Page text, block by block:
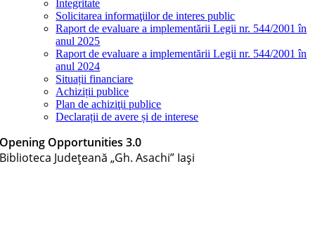
Integritate
Solicitarea informaţiilor de interes public
Raport de evaluare a implementării Legii nr. 544/2001 în
anul 2025
Raport de evaluare a implementării Legii nr. 544/2001 în
anul 2024
Situații financiare
Achiziții publice
Plan de achiziţii publice
Declarații de avere și de interese
Opening Opportunities 3.0
Biblioteca Judeţeană „Gh. Asachi” Iaşi